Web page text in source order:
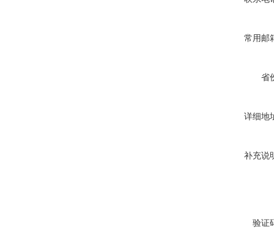
常用邮
省
详细地
补充说
验证